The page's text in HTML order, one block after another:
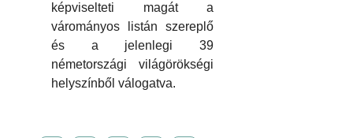
képviselteti magát a
várományos listán szereplő
és a jelenlegi 39
németországi világörökségi
helyszínből válogatva.